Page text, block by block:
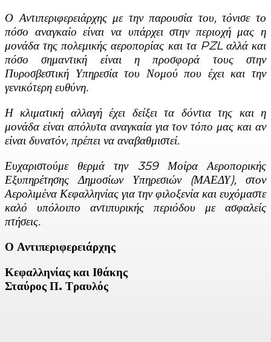
Ο Αντιπεριφερειάρχης με την παρουσία του, τόνισε το
πόσο αναγκαίο είναι να υπάρχει στην περιοχή μας η
μονάδα της πολεμικής αεροπορίας και τα PZLαλλά και
πόσο σημαντική είναι η προσφορά τους στην
Πυροσβεστική Υπηρεσία του Νομού που έχει και την
γενικότερη ευθύνη.
Η κλιματική αλλαγή έχει δείξει τα δόντια της και η
μονάδα είναι απόλυτα αναγκαία για τον τόπο μας και αν
είναι δυνατόν, πρέπει να αναβαθμιστεί.
Ευχαριστούμε θερμά την 359 Μοίρα Αεροπορικής
Εξυπηρέτησης Δημοσίων Υπηρεσιών (ΜΑΕΔΥ), στον
Αερολιμένα Κεφαλληνίας για την φιλοξενία και ευχόμαστε
καλό υπόλοιπο αντιπυρικής περιόδου με ασφαλείς
πτήσεις.
Ο Αντιπεριφερειάρχης
Κεφαλληνίας και Ιθάκης
Σταύρος Π. Τραυλός